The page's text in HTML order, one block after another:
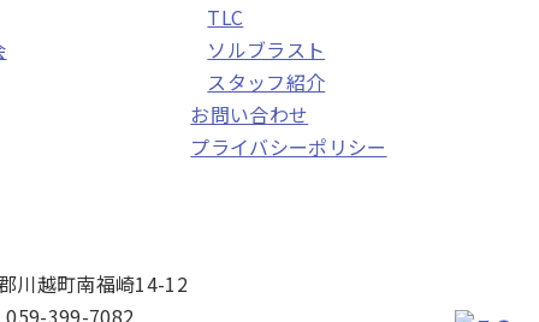
TLC
ソルブラスト
スタッフ紹介
お問い合わせ
プライバシーポリシー
川越町南福崎14-12
059-399-7082